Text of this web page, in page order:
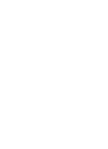
работ с
баком и розеткой для
через сайт или по